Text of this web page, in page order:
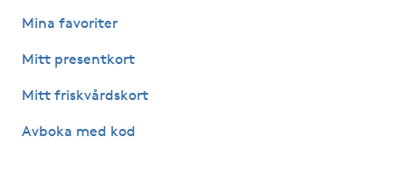
Fransförlängning
Fransförlängning Megavolym
Mina favoriter
Mitt presentkort
Mitt friskvårdskort
Avboka med kod